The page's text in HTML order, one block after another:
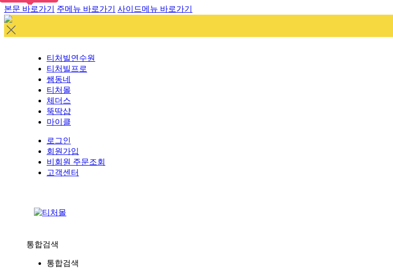
본문 바로가기 주메뉴 바로가기 사이드메뉴 바로가기
티처빌연수원
티처빌프로
쌤동네
티처몰
체더스
뚝딱샵
마이클
로그인
회원가입
비회원 주문조회
고객센터
통합검색
통합검색